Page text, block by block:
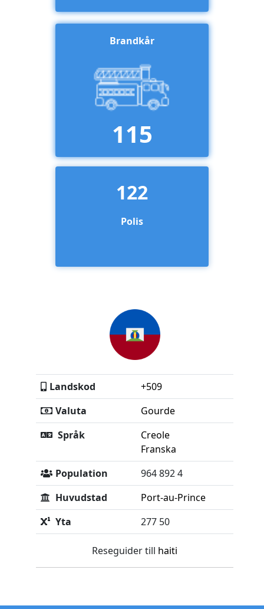
Brandkår
115
122
Polis
Landskod
+509
Valuta
Gourde
Språk
Creole
Franska
Population
964 892 4
Huvudstad
Port-au-Prince
Yta
277 50
Reseguider till haiti